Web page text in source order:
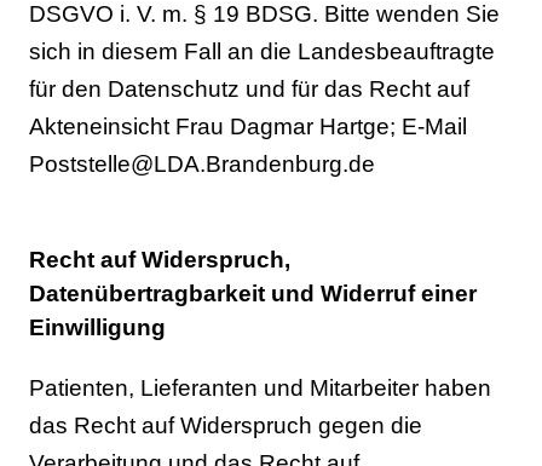
DSGVO i. V. m. § 19 BDSG. Bitte wenden Sie
sich in diesem Fall an die Landesbeauftragte
für den Datenschutz und für das Recht auf
Akteneinsicht Frau Dagmar Hartge; E-Mail
Poststelle@LDA.Brandenburg.de
Recht auf Widerspruch,
Datenübertragbarkeit und Widerruf einer
Einwilligung
Patienten, Lieferanten und Mitarbeiter haben
das Recht auf Widerspruch gegen die